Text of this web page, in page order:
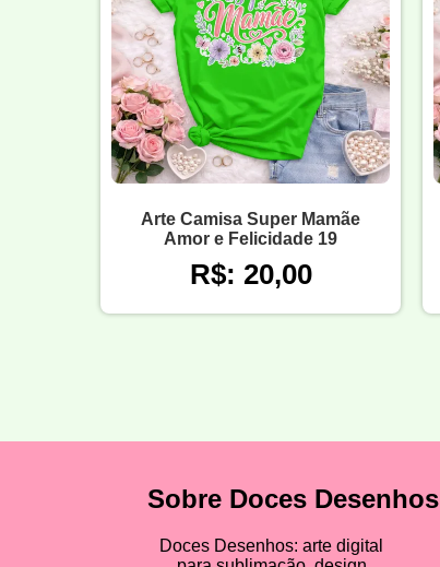
Arte Camisa Super Mamãe
Amor e Felicidade 19
R$: 20,00
Sobre Doces Desenhos
Doces Desenhos: arte digital